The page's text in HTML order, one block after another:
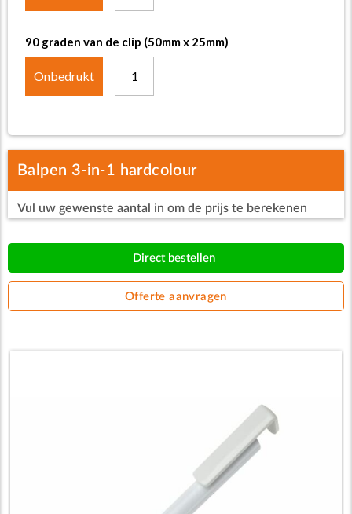
90 graden van de clip (50mm x 25mm)
Onbedrukt 1
Balpen 3-in-1 hardcolour
Vul uw gewenste aantal in om de prijs te berekenen
Direct bestellen
Offerte aanvragen